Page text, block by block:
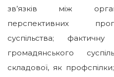
зв’язків між
перспективних
суспільства;
громадянського
складової, як